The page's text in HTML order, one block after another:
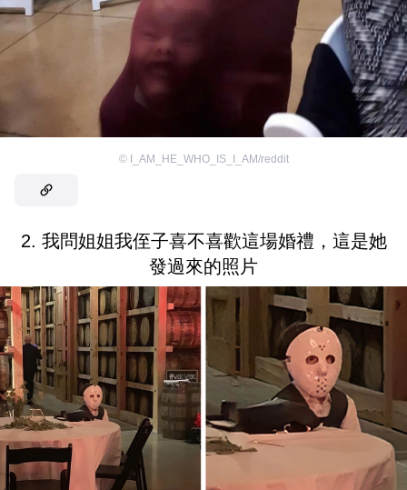
© I_AM_HE_WHO_IS_I_AM/reddit
2. 我問姐姐我侄子喜不喜歡這場婚禮，這是她
發過來的照片